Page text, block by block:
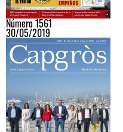
Número 1561
30/05/2019